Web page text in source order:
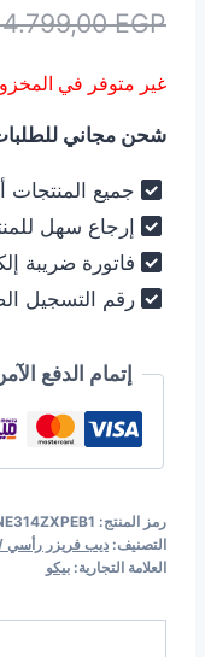
EGP
غير متوفر في
شحن مجاني
جميع المنتجات أصلية 100% -
إرجاع سهل
فاتورة ضريبة
رقم التسجيل الضريبي
إتمام الدفع
رمز المنتج:
التصنيف: ديب فريزر رأسي /
العلامة التجارية: بيكو